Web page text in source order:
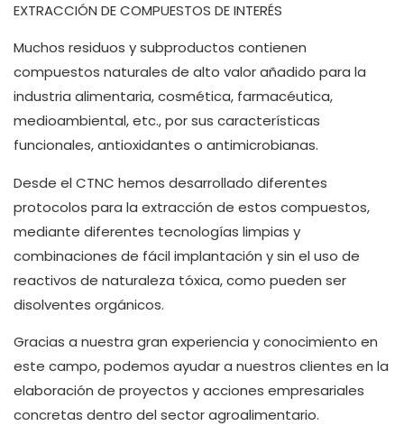
EXTRACCIÓN DE COMPUESTOS DE INTERÉS
Muchos residuos y subproductos contienen
compuestos naturales de alto valor añadido para la
industria alimentaria, cosmética, farmacéutica,
medioambiental, etc., por sus características
funcionales, antioxidantes o antimicrobianas.
Desde el CTNC hemos desarrollado diferentes
protocolos para la extracción de estos compuestos,
mediante diferentes tecnologías limpias y
combinaciones de fácil implantación y sin el uso de
reactivos de naturaleza tóxica, como pueden ser
disolventes orgánicos.
Gracias a nuestra gran experiencia y conocimiento en
este campo, podemos ayudar a nuestros clientes en la
elaboración de proyectos y acciones empresariales
concretas dentro del sector agroalimentario.